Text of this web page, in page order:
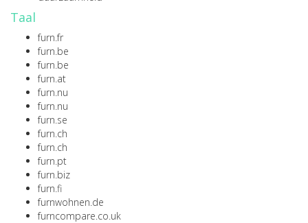
Taal
furn.fr
furn.be
furn.be
furn.at
furn.nu
furn.nu
furn.se
furn.ch
furn.ch
furn.pt
furn.biz
furn.fi
furnwohnen.de
furncompare.co.uk